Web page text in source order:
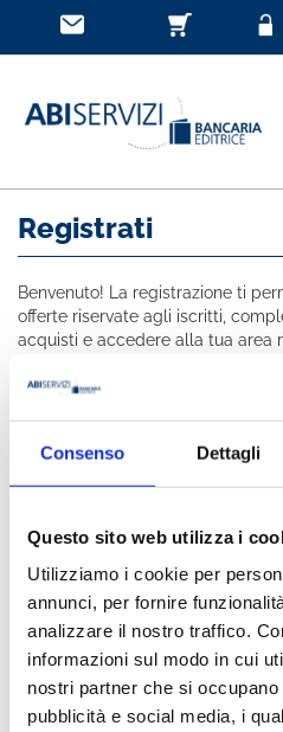
Consenso Dettagli
Questo sito web utilizza i
Utilizziamo i cookie per
annunci, per fornire
analizzare il nostro traffico.
informazioni sul modo in cui
nostri partner che si
pubblicità e social media, i
Registrati
Benvenuto! La registrazione ti
offerte riservate agli iscritti,
acquisti e accedere alla tua area
Tutti i campi indicati con * sono
DATA DI NASCITA *